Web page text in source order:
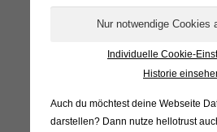
personenbezogenen
einer rechtlichen
Unionsrecht oder dem
Mitgliedstaaten
Verantwortliche
Die Sie betreffenden
Individuelle Cookie-
Historie
Auch du möchtest deine Webseite
darstellen? Dann nutze hellotrust